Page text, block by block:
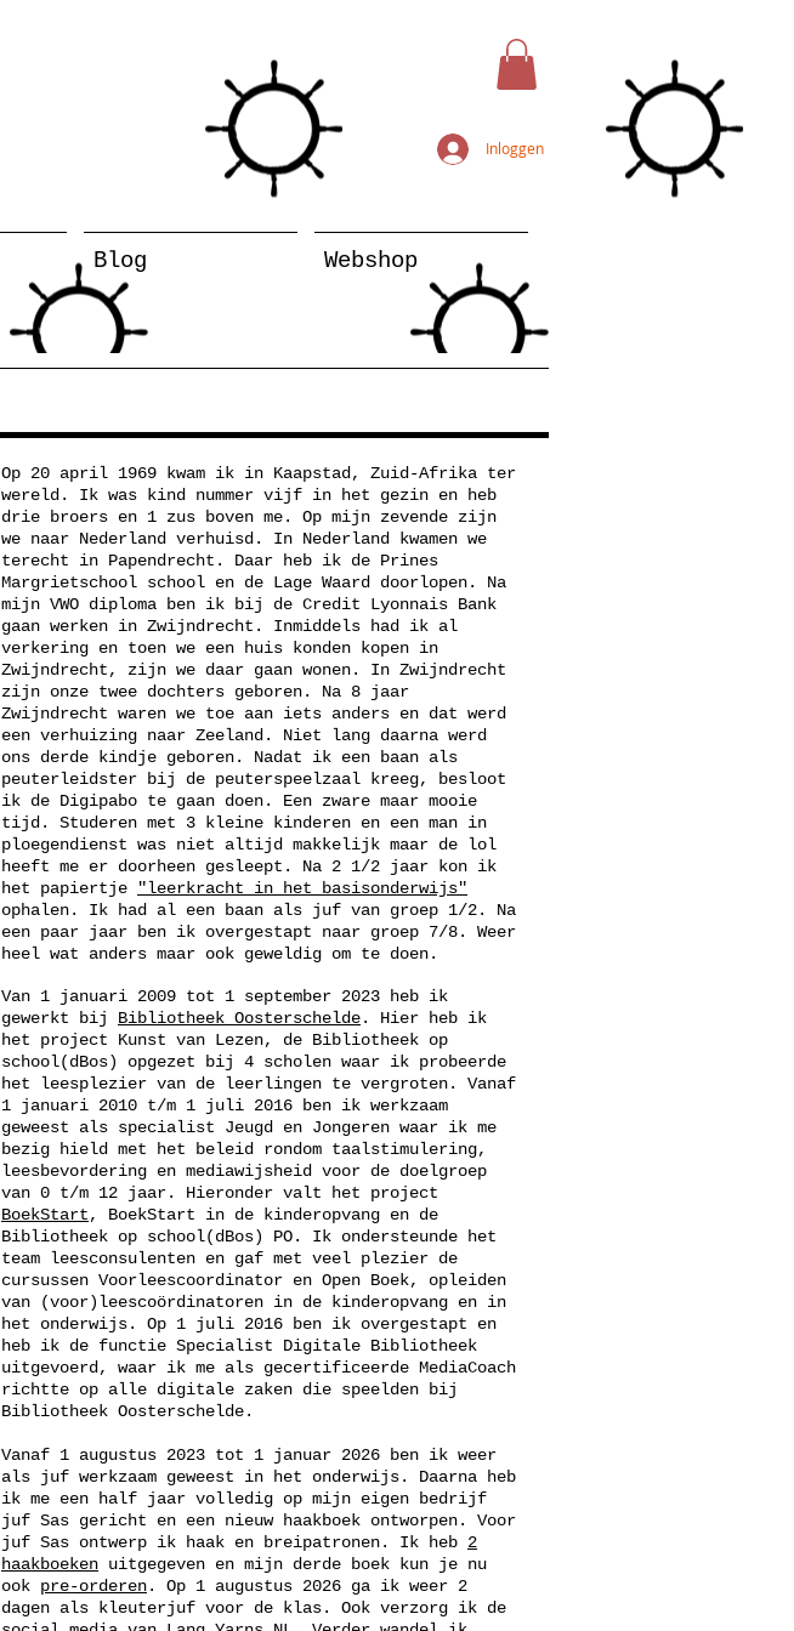
Inloggen
Blog Webshop
Op 20 april 1969 kwam ik in Kaapstad, Zuid-Afrika ter
wereld. Ik was kind nummer vijf in het gezin en heb
drie broers en 1 zus boven me. Op mijn zevende zijn
we naar Nederland verhuisd. In Nederland kwamen we
terecht in Papendrecht. Daar heb ik de Prines
Margrietschool school en de Lage Waard doorlopen. Na
mijn VWO diploma ben ik bij de Credit Lyonnais Bank
gaan werken in Zwijndrecht. Inmiddels had ik al
verkering en toen we een huis konden kopen in
Zwijndrecht, zijn we daar gaan wonen. In Zwijndrecht
zijn onze twee dochters geboren. Na 8 jaar
Zwijndrecht waren we toe aan iets anders en dat werd
een verhuizing naar Zeeland. Niet lang daarna werd
ons derde kindje geboren. Nadat ik een baan als
peuterleidster bij de peuterspeelzaal kreeg, besloot
ik de Digipabo te gaan doen. Een zware maar mooie
tijd. Studeren met 3 kleine kinderen en een man in
ploegendienst was niet altijd makkelijk maar de lol
heeft me er doorheen gesleept. Na 2 1/2 jaar kon ik
het papiertje
"leerkracht in het basisonderwijs"
ophalen. Ik had al een baan als juf van groep 1/2. Na
een paar jaar ben ik overgestapt naar groep 7/8. Weer
heel wat anders maar ook geweldig om te doen.
Van 1 januari 2009 tot 1 september 2023 heb ik
gewerkt bij Bibliotheek Oosterschelde. Hier heb ik
het project Kunst van Lezen, de Bibliotheek op
school(dBos) opgezet bij 4 scholen waar ik probeerde
het leesplezier van de leerlingen te vergroten. Vanaf
1 januari 2010 t/m 1 juli 2016 ben ik werkzaam
geweest als specialist Jeugd en Jongeren waar ik me
bezig hield met het beleid rondom taalstimulering,
leesbevordering en mediawijsheid voor de doelgroep
van 0 t/m 12 jaar. Hieronder valt het project
BoekStart, BoekStart in de kinderopvang en de
Bibliotheek op school(dBos) PO. Ik ondersteunde het
team leesconsulenten en gaf met veel plezier de
cursussen Voorleescoordinator en Open Boek, opleiden
van (voor)leescoördinatoren in de kinderopvang en in
het onderwijs. Op 1 juli 2016 ben ik overgestapt en
heb ik de functie Specialist Digitale Bibliotheek
uitgevoerd, waar ik me als gecertificeerde MediaCoach
richtte op alle digitale zaken die speelden bij
Bibliotheek Oosterschelde.
Vanaf 1 augustus 2023 tot 1 januar 2026 ben ik weer
als juf werkzaam geweest in het onderwijs. Daarna heb
ik me een half jaar volledig op mijn eigen bedrijf
juf Sas gericht en een nieuw haakboek ontworpen. Voor
juf Sas ontwerp ik haak en breipatronen. Ik heb 2
haakboeken uitgegeven en mijn derde boek kun je nu
ook pre-orderen. Op 1 augustus 2026 ga ik weer 2
dagen als kleuterjuf voor de klas. Ook verzorg ik de